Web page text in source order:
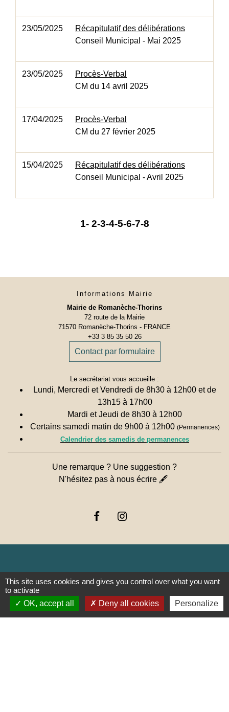
23/05/2025
Récapitulatif des délibérations
Conseil Municipal - Mai 2025
23/05/2025
Procès-Verbal
CM du 14 avril 2025
17/04/2025
Procès-Verbal
CM du 27 février 2025
15/04/2025
Récapitulatif des délibérations
Conseil Municipal - Avril 2025
1- 2-3-4-5-6-7-8
Informations Mairie
Mairie de Romanèche-Thorins
72 route de la Mairie
71570 Romanèche-Thorins - FRANCE
+33 3 85 35 50 26
Contact par formulaire
Le secrétariat vous accueille :
Lundi, Mercredi et Vendredi de 8h30 à 12h00 et de
13h15 à 17h00
Mardi et Jeudi de 8h30 à 12h00
Certains samedi matin de 9h00 à 12h00 (Permanences)
Calendrier des samedis de permanences
Une remarque ? Une suggestion ?
N'hésitez pas à nous écrire 🖋
Liens
PREFECTURE DE SAÔNE ET
This site uses cookies and gives you control over what you want
to activate
OK, accept all
Deny all cookies Personalize